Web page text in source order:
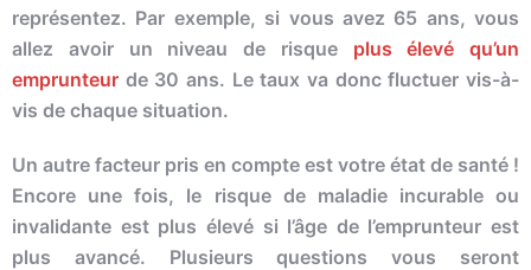
représentez. Par exemple, si vous avez 65 ans, vous
allez avoir un niveau de risque
plus élevé qu’un
emprunteur de 30 ans. Le taux va donc fluctuer vis-à-
vis de chaque situation.
Un autre facteur pris en compte est votre état de santé !
Encore une fois, le risquede maladie incurable ou
invalidante est plus élevé si l’âge de l’emprunteur est
plus avancé. Plusieurs questions vous seront